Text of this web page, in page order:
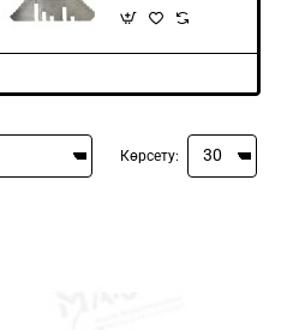
Көрсету: